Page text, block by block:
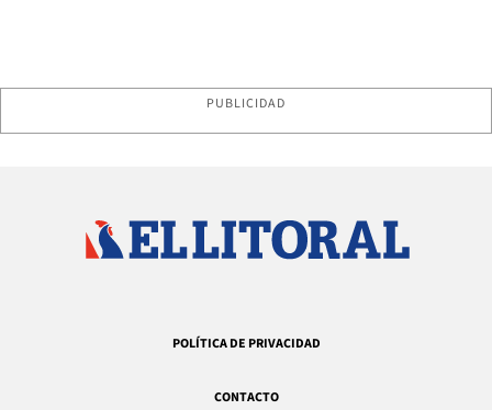
PUBLICIDAD
POLÍTICA DE PRIVACIDAD
CONTACTO